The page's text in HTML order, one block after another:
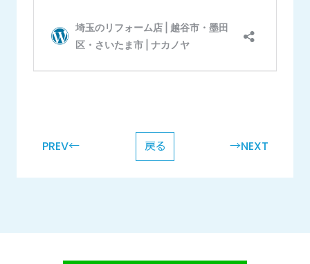
PREV← 戻る →NEXT